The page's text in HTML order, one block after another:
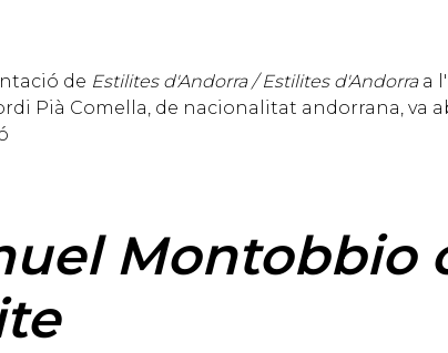
de Estilites d'Andorra / Estilites d'Andorraa
Pià Comella, de nacionalitat andorrana, va
Montobbio